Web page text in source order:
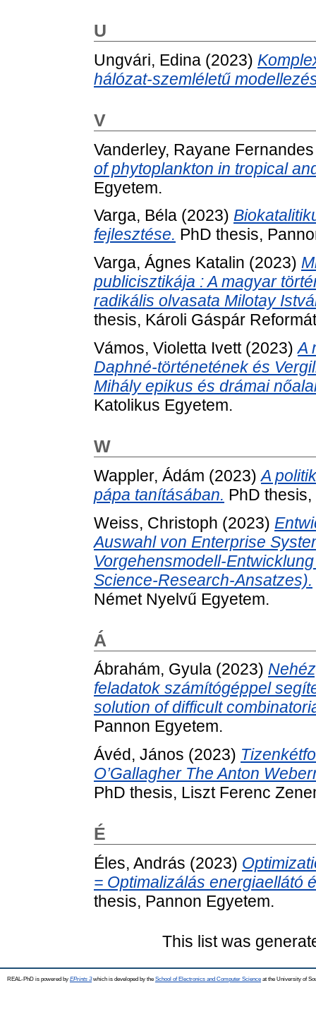
U
Ungvári, Edina (2023)
hálózat-szemléletű
V
Vanderley, Rayane Fernandes
of phytoplankton in tropical
Egyetem.
Varga, Béla (2023)
fejlesztése. PhD thesis,
Varga, Ágnes Katalin (2023)
publicisztikája : A magyar
radikális olvasata Milotay
thesis, Károli Gáspár
Vámos, Violetta Ivett(2023)A
Daphné-történetének és
Mihály epikus és drámai
Katolikus Egyetem.
W
Wappler, Ádám (2023)A
pápa tanításában. PhD
Weiss, Christoph (2023)
Auswahl von Enterprise
Vorgehensmodell-
Science-Research-Ansatzes).
Német Nyelvű Egyetem.
Á
Ábrahám, Gyula (2023)
feladatok számítógéppel
solution of difficult
Pannon Egyetem.
Ávéd, János (2023)
O’Gallagher The Anton
PhD thesis, Liszt Ferenc
É
Éles, András (2023)
= Optimalizálás energiaellátó
thesis, Pannon Egyetem.
This list was
REAL-PhD is powered by EPrints 3which is developed by the School of Electronics and Computer Science at the University of